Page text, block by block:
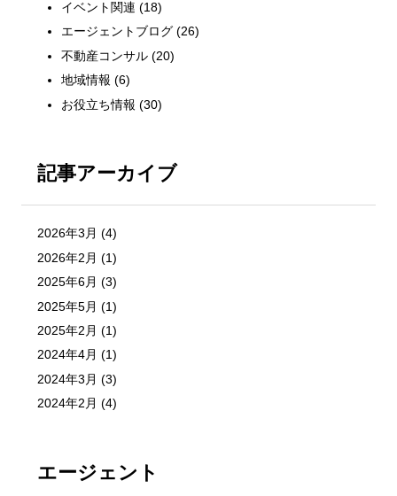
イベント関連 (18)
エージェントブログ(26)
不動産コンサル(20)
地域情報 (6)
お役立ち情報 (30)
記事アーカイブ
2026年3月 (4)
2026年2月 (1)
2025年6月 (3)
2025年5月 (1)
2025年2月 (1)
2024年4月 (1)
2024年3月 (3)
2024年2月 (4)
エージェント